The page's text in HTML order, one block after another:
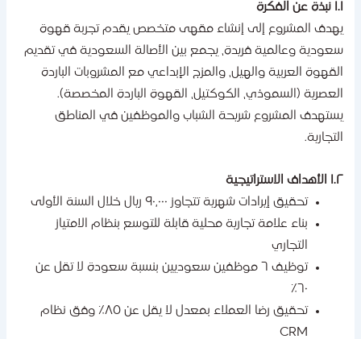
المشروع إلى إنشاء مقهى متخصص يقدم تجربة قهوة
وعالمية فريدة، يجمع بين الأصالة السعودية في تقديم
العربية والهيل، والمزج الإبداعي مع المشروبات الباردة
(السموذي، الكوكتيل، القهوة الباردة المخصصة).
المشروع شريحة الشباب والموظفين في المناطق
تحقيق إيرادات شهرية تتجاوز ٩٠,٠٠٠ ريال خلال السنة الأولى
بناء علامة تجارية محلية قابلة للتوسع بنظام الامتياز
التجاري
توظيف ٦ موظفين سعوديين بنسبة سعودة لا تقل عن
تحقيق رضا العملاء بمعدل لا يقل عن ٨٥٪ وفق نظام
CRM